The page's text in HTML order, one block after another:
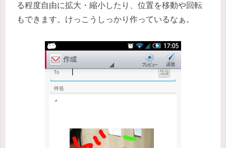
る程度自由に拡大・縮小したり、位置を移動や回転
もできます。けっこうしっかり作っているなぁ。